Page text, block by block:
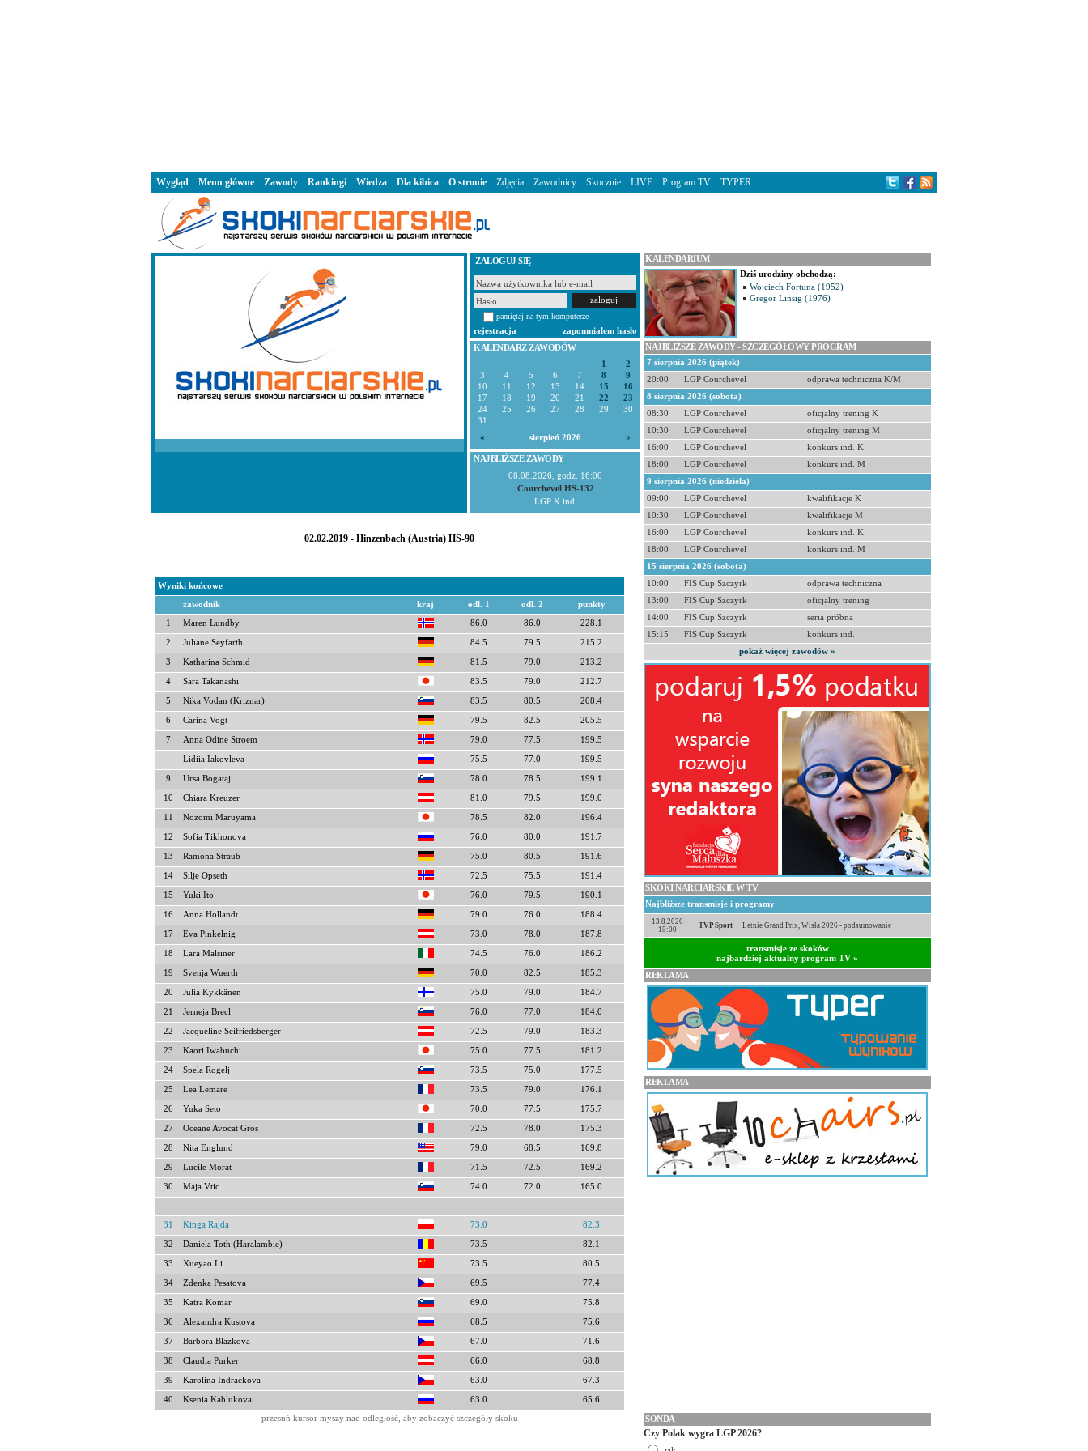
ZALOGUJ SIĘ
pamiętaj na tym komputerze
rejestracja
zapomniałem hasło
KALENDARZ ZAWODÓW
1
2
3
4 5 6 7 8
9
10
11 12 13 14 15
16
17
18 19 20 21 22
23
24
25 26 27 28 29
30
31
«
sierpień 2026 »
NAJBLIŻSZE ZAWODY
08.08.2026, godz. 16:00
Courchevel HS-132
LGP K ind.
02.02.2019 - Hinzenbach (Austria) HS-90
Wyniki końcowe
zawodnik kraj odl. 1 odl. 2 punkty
1 Maren Lundby 86.0 86.0 228.1
2 Juliane Seyfarth 84.5 79.5 215.2
3 Katharina Schmid 81.5 79.0 213.2
4 Sara Takanashi 83.5 79.0 212.7
5 Nika Vodan (Kriznar) 83.5 80.5 208.4
6 Carina Vogt 79.5 82.5 205.5
7 Anna Odine Stroem 79.0 77.5 199.5
Lidiia Iakovleva 75.5 77.0 199.5
9 Ursa Bogataj 78.0 78.5 199.1
10 Chiara Kreuzer 81.0 79.5 199.0
11 Nozomi Maruyama 78.5 82.0 196.4
12 Sofia Tikhonova 76.0 80.0 191.7
13 Ramona Straub 75.0 80.5 191.6
14 Silje Opseth 72.5 75.5 191.4
15 Yuki Ito 76.0 79.5 190.1
16 Anna Hollandt 79.0 76.0 188.4
17 Eva Pinkelnig 73.0 78.0 187.8
18 Lara Malsiner 74.5 76.0 186.2
19 Svenja Wuerth 70.0 82.5 185.3
20 Julia Kykkänen 75.0 79.0 184.7
21 Jerneja Brecl 76.0 77.0 184.0
22 Jacqueline Seifriedsberger 72.5 79.0 183.3
23 Kaori Iwabuchi 75.0 77.5 181.2
24 Spela Rogelj 73.5 75.0 177.5
25 Lea Lemare 73.5 79.0 176.1
26 Yuka Seto 70.0 77.5 175.7
27 Oceane Avocat Gros 72.5 78.0 175.3
28 Nita Englund 79.0 68.5 169.8
29 Lucile Morat 71.5 72.5 169.2
30 Maja Vtic 74.0 72.0 165.0
31 Kinga Rajda 73.0 82.3
32 Daniela Toth (Haralambie) 73.5 82.1
33 Xueyao Li 73.5 80.5
34 Zdenka Pesatova 69.5 77.4
35 Katra Komar 69.0 75.8
36 Alexandra Kustova 68.5 75.6
37 Barbora Blazkova 67.0 71.6
38 Claudia Purker 66.0 68.8
39 Karolina Indrackova 63.0 67.3
40 Ksenia Kablukova 63.0 65.6
przesuń kursor myszy nad odległość, aby zobaczyć szczegóły skoku
KALENDARIUM
Dziś urodziny obchodzą:
Wojciech Fortuna (1952)
Gregor Linsig (1976)
NAJBLIŻSZE ZAWODY - SZCZEGÓŁOWY PROGRAM
7 sierpnia 2026 (piątek)
20:00
LGP Courchevel
odprawa techniczna K/M
8 sierpnia 2026 (sobota)
08:30
LGP Courchevel
oficjalny trening K
10:30
LGP Courchevel
oficjalny trening M
16:00
LGP Courchevel
konkurs ind. K
18:00
LGP Courchevel
konkurs ind. M
9 sierpnia 2026 (niedziela)
09:00
LGP Courchevel
kwalifikacje K
10:30
LGP Courchevel
kwalifikacje M
16:00
LGP Courchevel
konkurs ind. K
18:00
LGP Courchevel
konkurs ind. M
15 sierpnia 2026 (sobota)
10:00
FIS Cup Szczyrk
odprawa techniczna
13:00
FIS Cup Szczyrk
oficjalny trening
14:00
FIS Cup Szczyrk
seria próbna
15:15
FIS Cup Szczyrk
konkurs ind.
pokaż więcej zawodów »
SKOKI NARCIARSKIE W TV
Najbliższe transmisje i programy
13.8.2026
15:00
TVP Sport Letnie Grand Prix, Wisła 2026 - podsumowanie
transmisje ze skoków
najbardziej aktualny program TV »
REKLAMA
REKLAMA
SONDA
Czy Polak wygra LGP 2026?
Wygląd Menu główne Zawody Rankingi Wiedza Dla kibica O stronie Zdjęcia Zawodnicy Skocznie LIVE Program TV TYPER